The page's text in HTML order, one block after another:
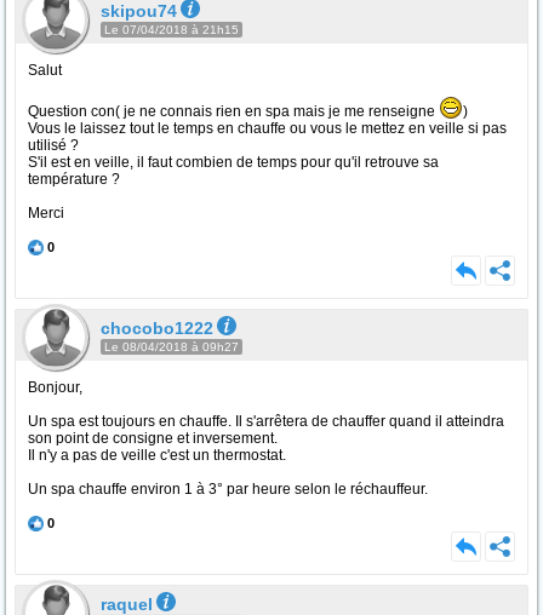
skipou74
Le 07/04/2018 à 21h15
Salut
Question con( je ne connais rien en spa mais je me renseigne
)
Vous le laissez tout le temps en chauffe ou vous le mettez en veille si pas
utilisé ?
S'il est en veille, il faut combien de temps pour qu'il retrouve sa
température ?
Merci
0
chocobo1222
Le 08/04/2018 à 09h27
Bonjour,
Un spa est toujours en chauffe. Il s'arrêtera de chauffer quand il atteindra
son point de consigne et inversement.
Il n'y a pas de veille c'est un thermostat.
Un spa chauffe environ 1 à 3° par heure selon le réchauffeur.
0
raquel